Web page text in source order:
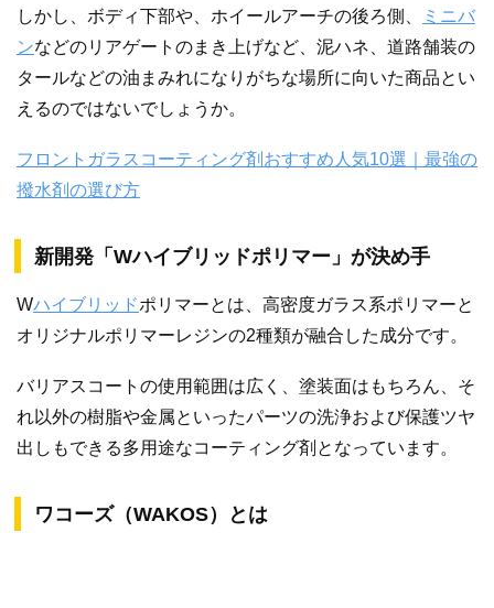
しかし、ボディ下部や、ホイールアーチの後ろ側、
ミニバ
ンなどのリアゲートのまき上げなど、泥ハネ、道路舗装の
タールなどの油まみれになりがちな場所に向いた商品とい
えるのではないでしょうか。
フロントガラスコーティング剤おすすめ人気10選｜最強の
撥水剤の選び方
新開発「Wハイブリッドポリマー」が決め手
Wハイブリッドポリマーとは、高密度ガラス系ポリマーと
オリジナルポリマーレジンの2種類が融合した成分です。
バリアスコートの使用範囲は広く、塗装面はもちろん、そ
れ以外の樹脂や金属といったパーツの洗浄および保護ツヤ
出しもできる多用途なコーティング剤となっています。
ワコーズ（WAKOS）とは